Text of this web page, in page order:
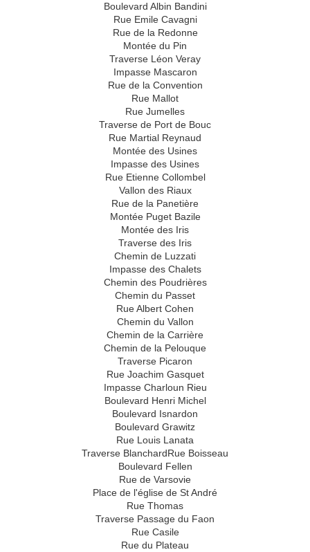
Boulevard Albin Bandini
Rue Emile Cavagni
Rue de la Redonne
Montée du Pin
Traverse Léon Veray
Impasse Mascaron
Rue de la Convention
Rue Mallot
Rue Jumelles
Traverse de Port de Bouc
Rue Martial Reynaud
Montée des Usines
Impasse des Usines
Rue Etienne Collombel
Vallon des Riaux
Rue de la Panetière
Montée Puget Bazile
Montée des Iris
Traverse des Iris
Chemin de Luzzati
Impasse des Chalets
Chemin des Poudrières
Chemin du Passet
Rue Albert Cohen
Chemin du Vallon
Chemin de la Carrière
Chemin de la Pelouque
Traverse Picaron
Rue Joachim Gasquet
Impasse Charloun Rieu
Boulevard Henri Michel
Boulevard Isnardon
Boulevard Grawitz
Rue Louis Lanata
Traverse BlanchardRue Boisseau
Boulevard Fellen
Rue de Varsovie
Place de l'église de St André
Rue Thomas
Traverse Passage du Faon
Rue Casile
Rue du Plateau